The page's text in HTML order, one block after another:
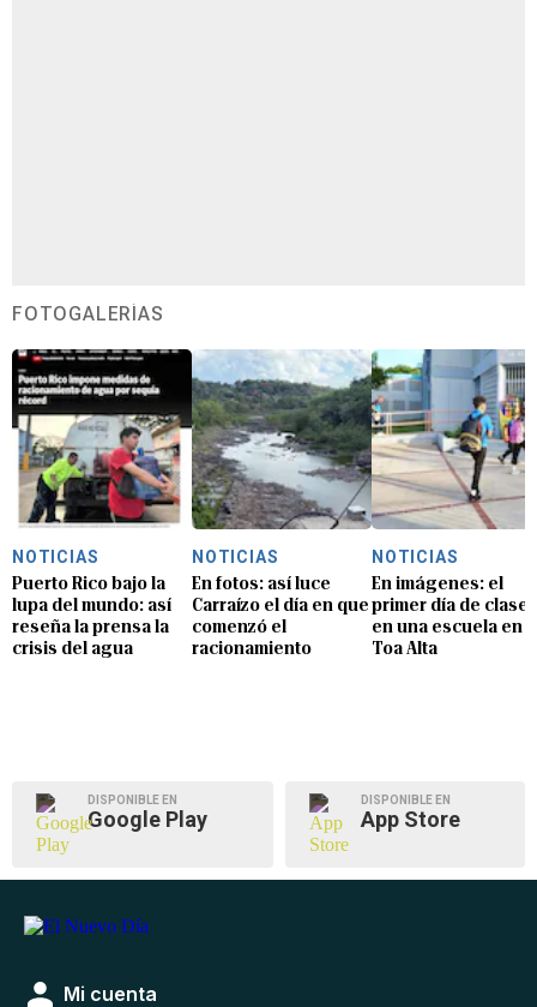
FOTOGALERÍAS
NOTICIAS
Puerto Rico bajo la
lupa del mundo: así
reseña la prensa la
crisis del agua
NOTICIAS
En fotos: así luce
Carraízo el día en que
comenzó el
racionamiento
NOTICIAS
En imágenes: el
primer día de clases
en una escuela en
Toa Alta
DISPONIBLE EN
Google Play
DISPONIBLE EN
App Store
Mi cuenta